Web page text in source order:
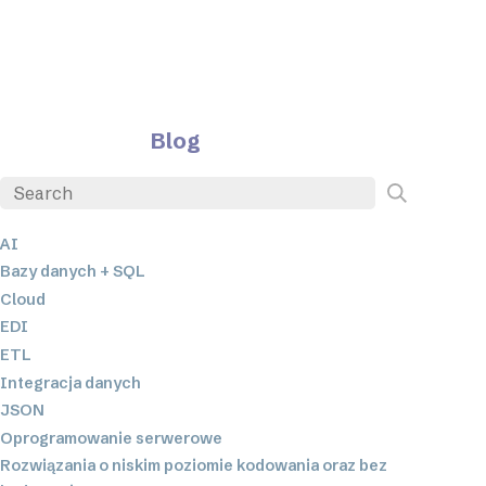
Blog
AI
Bazy danych + SQL
Cloud
EDI
ETL
Integracja danych
JSON
Oprogramowanie serwerowe
Rozwiązania o niskim poziomie kodowania oraz bez